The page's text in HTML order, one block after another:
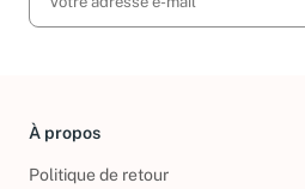
À propos
Politique de retour